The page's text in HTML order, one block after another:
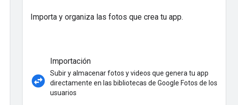
Importa y organiza las fotos que crea tu app.
swap_horizontal_circle
Importación
Subir y almacenar fotos y videos que genera tu app
directamente en las bibliotecas de Google Fotos de los
usuarios